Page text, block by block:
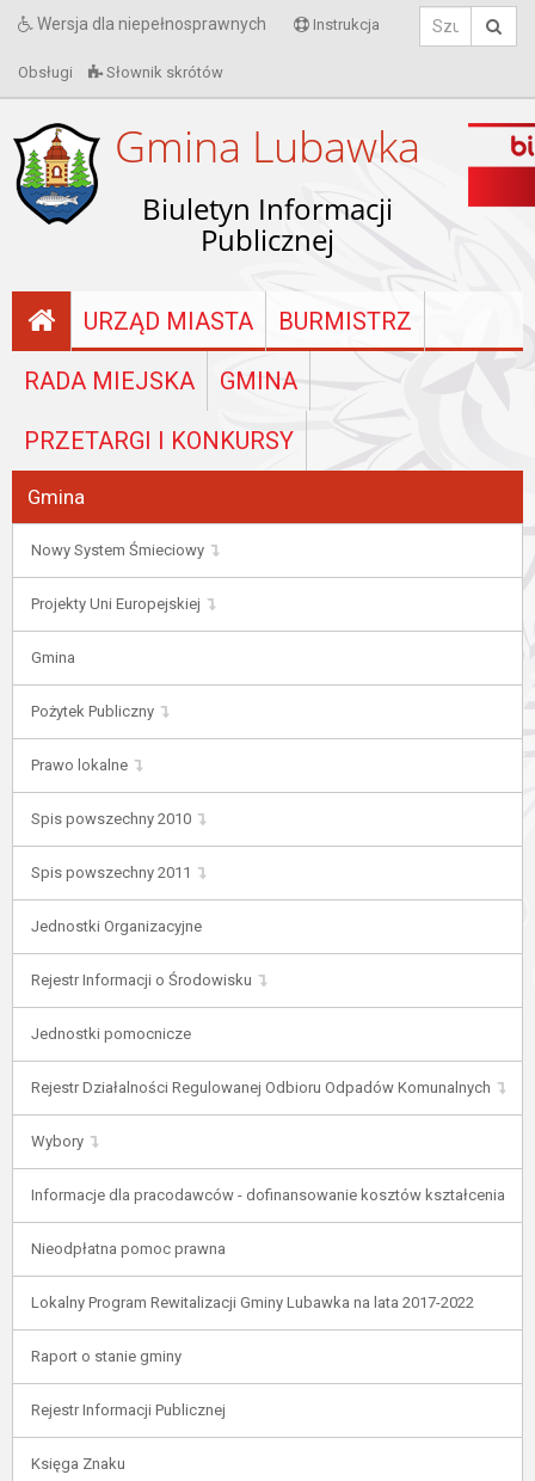
Wersja dla niepełnosprawnych Instrukcja
Obsługi Słownik skrótów
Gmina Lubawka
Biuletyn Informacji
Publicznej
URZĄD MIASTA BURMISTRZ
RADA MIEJSKA GMINA
PRZETARGI I KONKURSY
Gmina
Nowy System Śmieciowy
Projekty Uni Europejskiej
Gmina
Pożytek Publiczny
Prawo lokalne
Spis powszechny 2010
Spis powszechny 2011
Jednostki Organizacyjne
Rejestr Informacji o Środowisku
Jednostki pomocnicze
Rejestr Działalności Regulowanej Odbioru Odpadów Komunalnych
Wybory
Informacje dla pracodawców - dofinansowanie kosztów kształcenia
Nieodpłatna pomoc prawna
Lokalny Program Rewitalizacji Gminy Lubawka na lata 2017-2022
Raport o stanie gminy
Rejestr Informacji Publicznej
Księga Znaku